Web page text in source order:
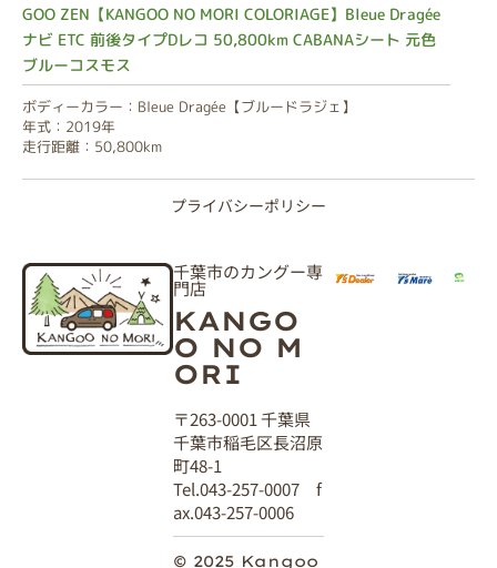
GOO ZEN【KANGOO NO MORI COLORIAGE】Bleue Dragée
ナビ ETC 前後タイプDレコ 50,800km CABANAシート 元色
ブルーコスモス
ボディーカラー：Bleue Dragée【ブルードラジェ】
年式：2019年
走行距離：50,800km
プライバシーポリシー
千葉市のカングー専
門店
KANGO
O NO M
ORI
〒263-0001 千葉県
千葉市稲毛区長沼原
町48-1
Tel.043-257-0007 f
ax.043-257-0006
© 2025 Kangoo